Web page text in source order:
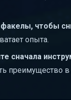
факелы, чтобы
опыта.
сначала
преимущество